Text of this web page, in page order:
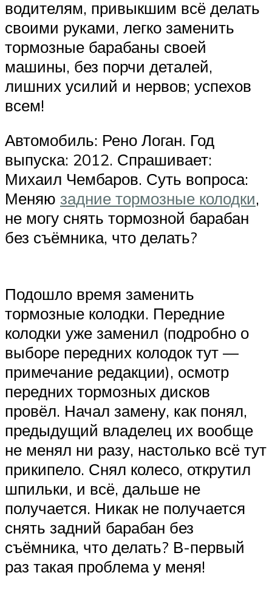
водителям, привыкшим всё делать
своими руками, легко заменить
тормозные барабаны своей
машины, без порчи деталей,
лишних усилий и нервов; успехов
всем!
Автомобиль: Рено Логан. Год
выпуска: 2012. Спрашивает:
Михаил Чембаров. Суть вопроса:
Меняю задние тормозные колодки,
не могу снять тормозной барабан
без съёмника, что делать?
Подошло время заменить
тормозные колодки. Передние
колодки уже заменил (подробно о
выборе передних колодок тут —
примечание редакции), осмотр
передних тормозных дисков
провёл. Начал замену, как понял,
предыдущий владелец их вообще
не менял ни разу, настолько всё тут
прикипело. Снял колесо, открутил
шпильки, и всё, дальше не
получается. Никак не получается
снять задний барабан без
съёмника, что делать? В-первый
раз такая проблема у меня!